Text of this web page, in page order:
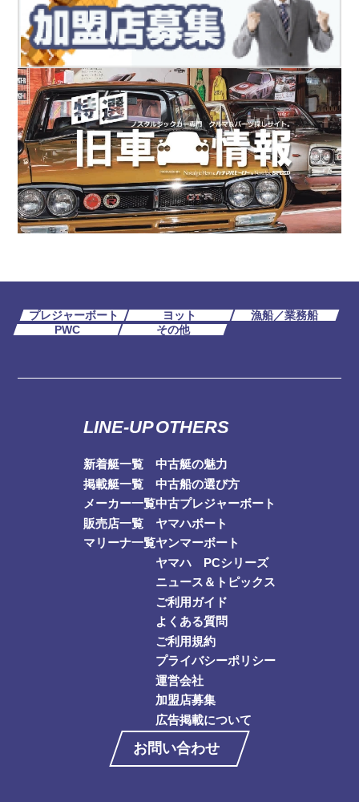
プレジャーボート ヨット
漁船／業務船
PWC
その他
LINE-UP
新着艇一覧
掲載艇一覧
メーカー一覧
販売店一覧
マリーナ一覧
OTHERS
中古艇の魅力
中古船の選び方
中古プレジャーボート
ヤマハボート
ヤンマーボート
ヤマハ PCシリーズ
ニュース＆トピックス
ご利用ガイド
よくある質問
ご利用規約
プライバシーポリシー
運営会社
加盟店募集
広告掲載について
お問い合わせ